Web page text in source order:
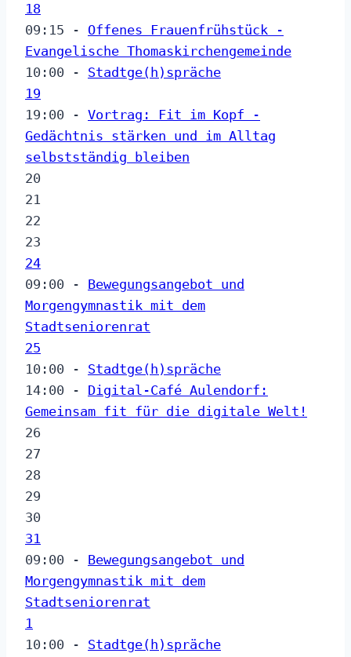
18
09:15 - Offenes Frauenfrühstück -
Evangelische Thomaskirchengemeinde
10:00 - Stadtge(h)spräche
19
19:00 - Vortrag: Fit im Kopf -
Gedächtnis stärken und im Alltag
selbstständig bleiben
20
21
22
23
24
09:00 - Bewegungsangebot und
Morgengymnastik mit dem
Stadtseniorenrat
25
10:00 - Stadtge(h)spräche
14:00 - Digital-Café Aulendorf:
Gemeinsam fit für die digitale Welt!
26
27
28
29
30
31
09:00 - Bewegungsangebot und
Morgengymnastik mit dem
Stadtseniorenrat
1
10:00 - Stadtge(h)spräche